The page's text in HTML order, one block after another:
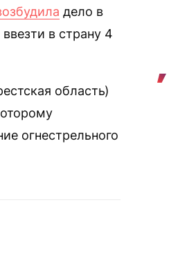
дело в
в страну 4
область)
огнестрельного